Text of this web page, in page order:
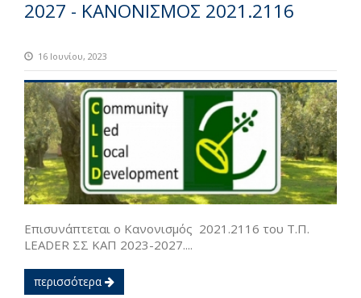
2027 - ΚΑΝΟΝΙΣΜΟΣ 2021.2116
16 Ιουνίου, 2023
Επισυνάπτεται ο Κανονισμός 2021.2116 του Τ.Π.
LEADER ΣΣ ΚΑΠ 2023-2027....
περισσότερα